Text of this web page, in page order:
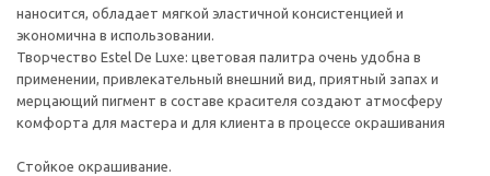
наносится, обладает мягкой эластичной консистенцией и
экономична в использовании.
Творчество Estel De Luxe: цветовая палитра очень удобна в
применении, привлекательный внешний вид, приятный запах и
мерцающий пигмент в составе красителя создают атмосферу
комфорта для мастера и для клиента в процессе окрашивания
Стойкое окрашивание.